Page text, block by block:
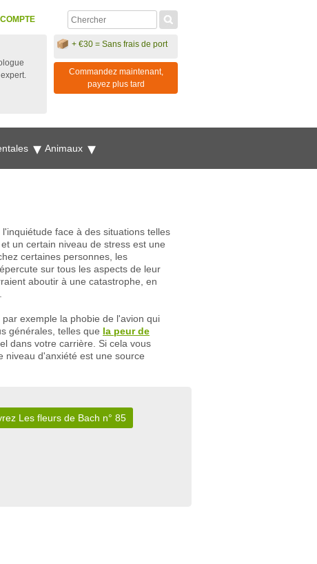
COMPTE
+ €30 = Sans frais de port
Commandez maintenant,
payez plus tard
Animaux
face à des situations telles
un certain niveau de stress est une
certaines personnes, les
sur tous les aspects de leur
aboutir à une catastrophe, en
exemple la phobie de l'avion qui
générales, telles que la peur de
dans votre carrière. Si cela vous
niveau d'anxiété est une source
Les fleurs de Bach n° 85